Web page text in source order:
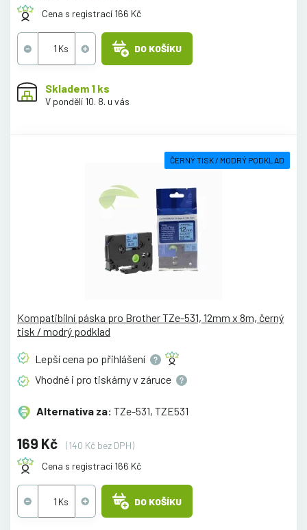
Cena s registrací 166 Kč
DO KOŠÍKU
Skladem 1 ks
V pondělí 10. 8. u vás
ČERNÝ TISK / MODRÝ PODKLAD
Kompatibilní páska pro Brother TZe-531, 12mm x 8m, černý
tisk / modrý podklad
Lepší cena po přihlášení
Vhodné i pro tiskárny v záruce
Alternativa za: TZe-531, TZE531
169 Kč
(140 Kč bez DPH)
Cena s registrací 166 Kč
DO KOŠÍKU